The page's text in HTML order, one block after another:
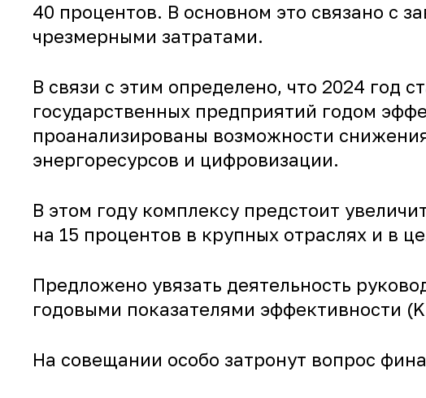
40 процентов. В основном это связано с
чрезмерными затратами.
В связи с этим определено, что 2024 год
государственных предприятий годом
проанализированы возможности
энергоресурсов и цифровизации.
В этом году комплексу предстоит
на 15 процентов в крупных отраслях и в
Предложено увязать деятельность
годовыми показателями эффективности
На совещании особо затронут вопрос